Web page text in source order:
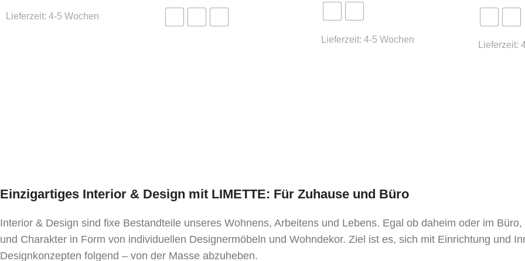
Lieferzeit: 4-5 Wochen
Lieferzeit: 4-5 Wochen
Lieferzeit:
Einzigartiges Interior & Design mit LIMETTE: Für Zuhause und Büro
Interior & Design sind fixe Bestandteile unseres Wohnens, Arbeitens und Lebens. Egal ob daheim oder im
und Charakter in Form von individuellen Designermöbeln und Wohndekor. Ziel ist es, sich mit Einrichtung und
Designkonzepten folgend – von der Masse abzuheben.